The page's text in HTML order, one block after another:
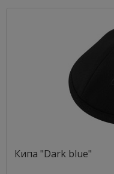
Кипа "Dark blue"